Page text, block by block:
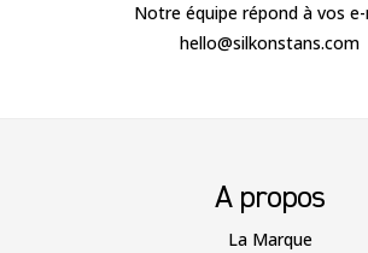
Notre équipe répond à vos
hello@silkonstans.com
A propos
La Marque